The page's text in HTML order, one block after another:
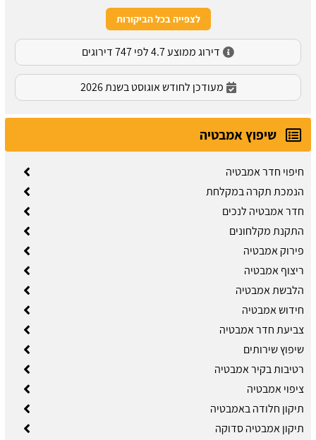
לצפייה בכל הביקורות
דירוג ממוצע 4.7 לפי 747 דירוגים
מעודכן לחודש אוגוסט בשנת 2026
שיפוץ אמבטיה
חיפוי חדר אמבטיה
הנמכת תקרה במקלחת
חדר אמבטיה לנכים
התקנת מקלחונים
פירוק אמבטיה
ריצוף אמבטיה
הלבשת אמבטיה
חידוש אמבטיה
צביעת חדר אמבטיה
שיפוץ שירותים
רטיבות בקיר אמבטיה
ציפוי אמבטיה
תיקון חלודה באמבטיה
תיקון אמבטיה סדוקה